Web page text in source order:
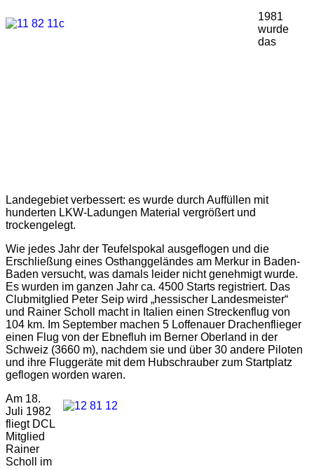
1981
wurde
das
Landegebiet verbessert: es wurde durch Auffüllen mit
hunderten LKW-Ladungen Material vergrößert und
trockengelegt.
Wie jedes Jahr der Teufelspokal ausgeflogen und die
Erschließung eines Osthanggeländes am Merkur in Baden-
Baden versucht, was damals leider nicht genehmigt wurde.
Es wurden im ganzen Jahr ca. 4500 Starts registriert. Das
Clubmitglied Peter Seip wird „hessischer Landesmeister“
und Rainer Scholl macht in Italien einen Streckenflug von
104 km. Im September machen 5 Loffenauer Drachenflieger
einen Flug von der Ebnefluh im Berner Oberland in der
Schweiz (3660 m), nachdem sie und über 30 andere Piloten
und ihre Fluggeräte mit dem Hubschrauber zum Startplatz
geflogen worden waren.
Am 18.
Juli 1982
fliegt DCL
Mitglied
Rainer
Scholl im